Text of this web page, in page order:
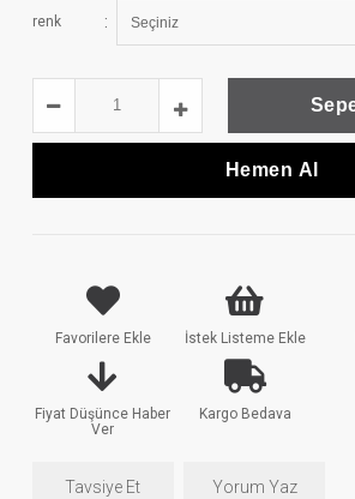
renk :
Favorilere Ekle İstek Listeme Ekle
Fiyat Düşünce Haber
Ver
Kargo Bedava
Tavsiye Et Yorum Yaz